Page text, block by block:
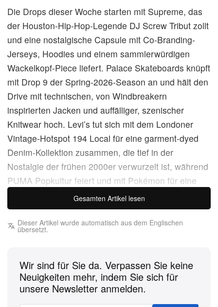
Die Drops dieser Woche starten mit Supreme, das
der Houston-Hip-Hop-Legende DJ Screw Tribut zollt
und eine nostalgische Capsule mit Co-Branding-
Jerseys, Hoodies und einem sammlerwürdigen
Wackelkopf-Piece liefert. Palace Skateboards knüpft
mit Drop 9 der Spring-2026-Season an und hält den
Drive mit technischen, von Windbreakern
inspirierten Jacken und auffälliger, szenischer
Knitwear hoch. Levi’s tut sich mit dem Londoner
Vintage-Hotspot 194 Local für eine garment-dyed
Denim-Kollektion zusammen, die tief in der
Nostalgie der frühen 2000er verwurzelt ist, während
PUMA Popkultur feiert und mit Pokémon für eine
umfangreiche, von Pikachu inspirierte Footwear-
und Apparel-Range kollaboriert. Tokios WIND AND
SEA channelt in der zweiten PlayStation-Collab die
Capsule mit Infinite Archives zusammenarbeitet, die
Streetwear-Heritage mit archivarischem Storytelling
verknüpft. Den Wochenabschluss macht
Gesamten Artikel lesen
Dieser Artikel wurde automatisch aus dem Englischen
übersetzt.
Wir sind für Sie da. Verpassen Sie keine
Neuigkeiten mehr, indem Sie sich für
unsere Newsletter anmelden.